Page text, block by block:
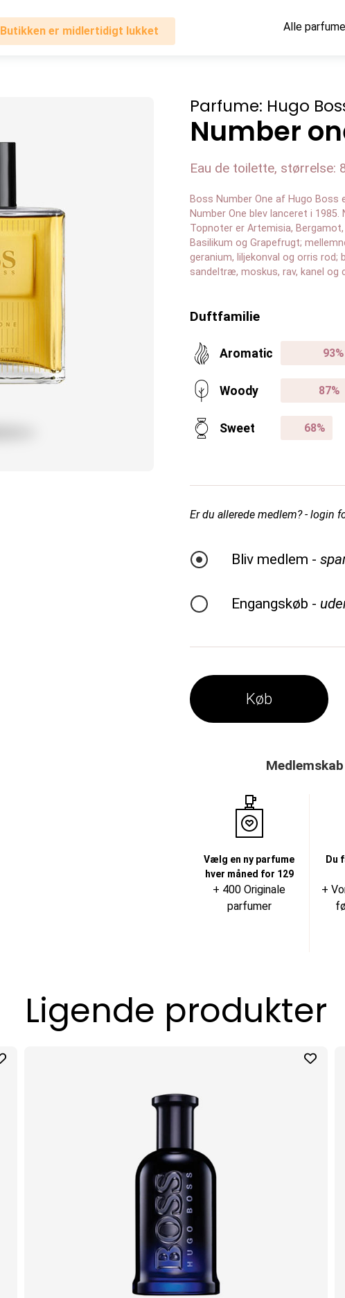
Butikken er midlertidigt lukket Alle
Parfume: Hugo
Number
Eau de toilette, størrelse:
Boss Number One af Hugo
Number One blev lanceret i
Topnoter er Artemisia,
Basilikum og Grapefrugt;
geranium, liljekonval og orris
sandeltræ, moskus, rav, kanel og
Duftfamilie
Aromatic
Woody
Sweet
Er du allerede medlem? - login
Bliv medlem -
Engangskøb -
Køb
Vælg en ny parfume
hver måned for 129
+ 400 Originale
parfumer
Du
+
Ligende produkter